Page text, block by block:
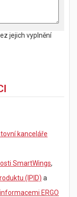
jejich vyplnění
kanceláře
SmartWings,
(IPID) a
ERGO